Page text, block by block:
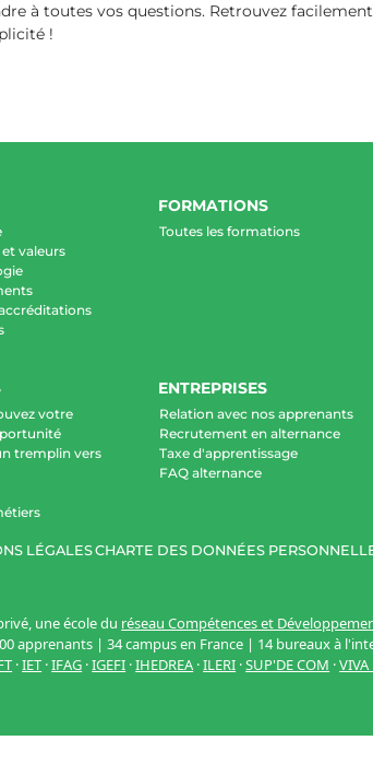
à toutes vos questions. Retrouvez
!
valeurs
FORMATIONS
Toutes les formations
votre
tremplin vers
ENTREPRISES
Relation avec nos apprenants
Recrutement en alternance
Taxe d'apprentissage
FAQ alternance
LÉGALESCHARTE DES DONNÉES